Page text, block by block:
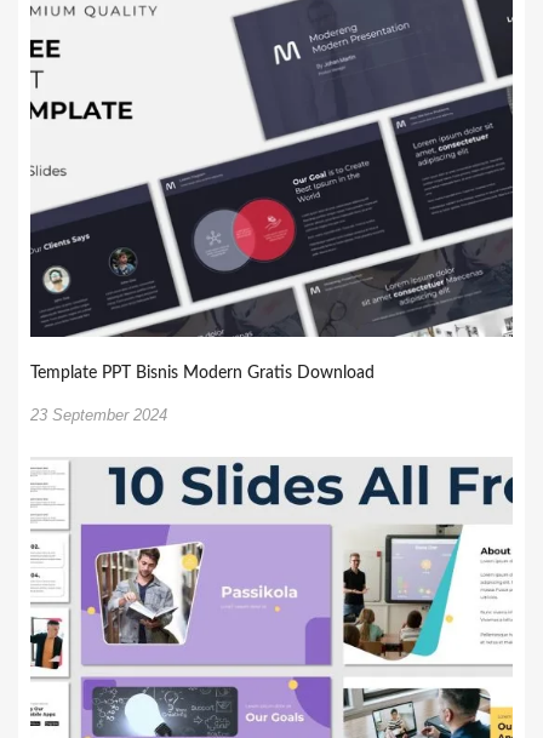
Template PPT Bisnis Modern Gratis Download
23 September 2024